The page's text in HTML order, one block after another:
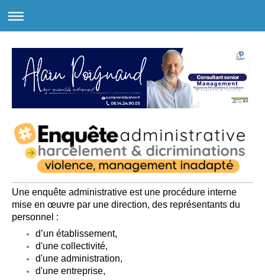
Une enquête administrative est une procédure interne
mise en œuvre par une direction, des représentants du
personnel :
d’un établissement,
d'une collectivité,
d'une administration,
d'une entreprise,